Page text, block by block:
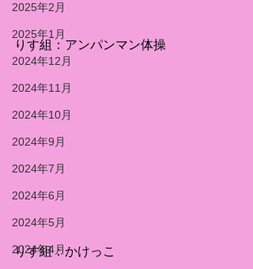
2025年2月
2025年1月
2024年12月
2024年11月
2024年10月
2024年9月
2024年7月
2024年6月
2024年5月
2024年4月
りす組：アンパンマン体操
りす組：かけっこ